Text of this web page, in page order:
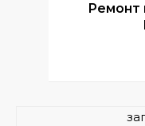
Ремонт